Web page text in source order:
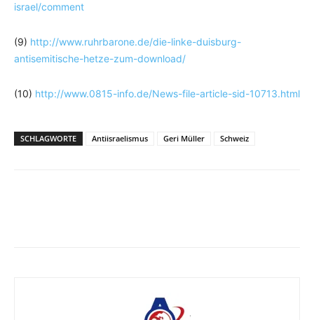
israel/comment
(9) http://www.ruhrbarone.de/die-linke-duisburg-
antisemitische-hetze-zum-download/
(10) http://www.0815-info.de/News-file-article-sid-10713.html
SCHLAGWORTE Antiisraelismus Geri Müller Schweiz